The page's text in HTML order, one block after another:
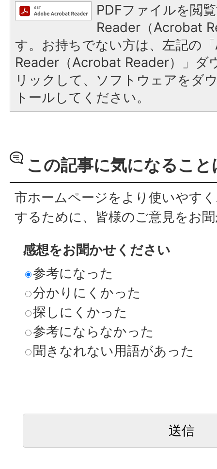
PDFファイルを閲
Reader（Acrobat
す。お持ちでない方は、左記の
Reader（Acrobat Reader）」ダ
リックして、ソフトウェアをダ
トールしてください。
この記事に気になるこ
市ホームページをより使いやす
するために、皆様のご意見をお
感想をお聞かせください
参考になった
分かりにくかった
探しにくかった
参考にならなかった
聞きなれない用語があった